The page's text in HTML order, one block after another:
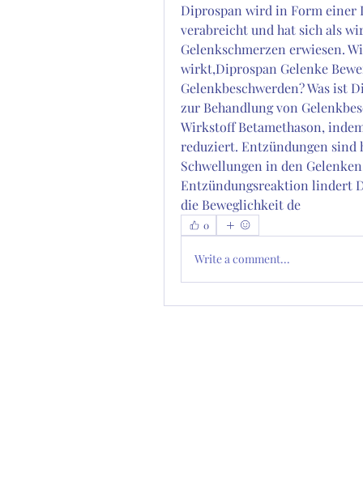
Diprospan wird in Form einer
verabreicht und hat sich als
Gelenkschmerzen erwiesen.
wirkt,Diprospan Gelenke
Gelenkbeschwerden? Was ist
zur Behandlung von
Wirkstoff Betamethason,
reduziert. Entzündungen sind
Schwellungen in den
Entzündungsreaktion lindert
die Beweglichkeit de
0
Write a comment...